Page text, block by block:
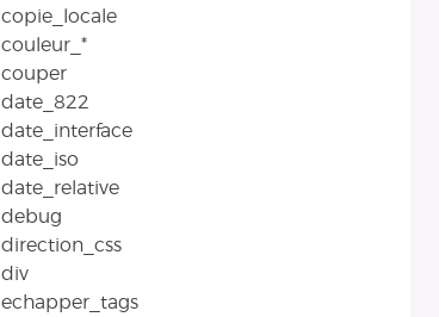
|copie_locale
|couleur_*
|couper
|date_822
|date_interface
|date_iso
|date_relative
|debug
|direction_css
|div
|echapper_tags